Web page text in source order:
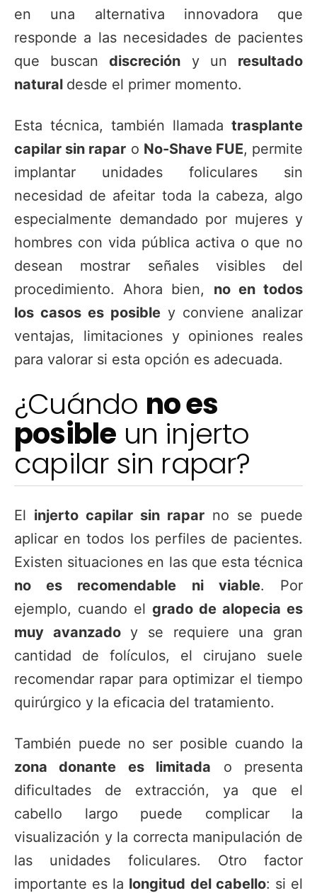
en una alternativa innovadora que
responde a las necesidades de pacientes
que buscandiscreción y un resultado
natural desde el primer momento.
Esta técnica, también llamada trasplante
capilar sin rapar o No-Shave FUE, permite
implantar unidades foliculares sin
necesidad de afeitar toda la cabeza, algo
especialmente demandado por mujeres y
hombres con vida pública activa o que no
desean mostrar señales visibles del
procedimiento. Ahora bien, no en todos
los casos es posible y conviene analizar
ventajas, limitaciones y opiniones reales
para valorar si esta opción es adecuada.
¿Cuándo no es
posible un injerto
capilar sin rapar?
El injerto capilar sin rapar no se puede
aplicar en todos los perfiles de pacientes.
Existen situaciones en las que esta técnica
no es recomendable ni viable. Por
ejemplo, cuando el grado de alopecia es
muy avanzadoy se requiere una gran
cantidad de folículos, el cirujano suele
recomendar rapar para optimizar el tiempo
quirúrgico y la eficacia del tratamiento.
También puede no ser posible cuando la
zona donante es limitada o presenta
dificultades de extracción, ya que el
cabello largo puede complicar la
visualización y la correcta manipulación de
las unidades foliculares. Otro factor
importante es la longitud del cabello: si el